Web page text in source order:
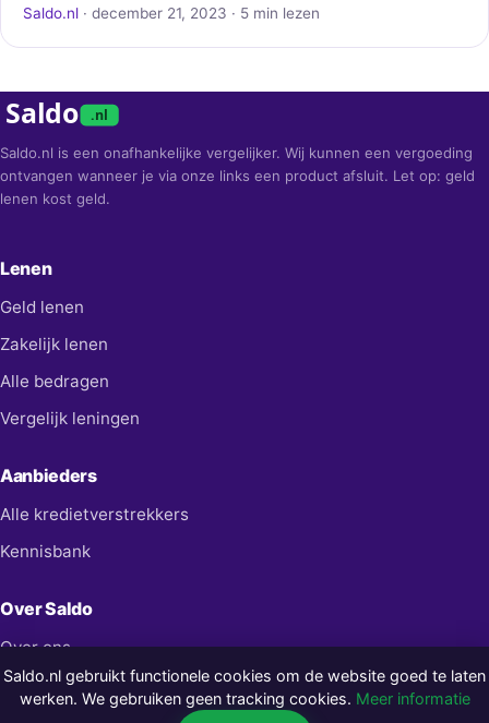
Saldo.nl · december 21, 2023 · 5 min lezen
Saldo .nl
Saldo.nl is een onafhankelijke vergelijker. Wij kunnen een vergoeding
ontvangen wanneer je via onze links een product afsluit. Let op: geld
lenen kost geld.
Lenen
Geld lenen
Zakelijk lenen
Alle bedragen
Vergelijk leningen
Aanbieders
Alle kredietverstrekkers
Kennisbank
Over Saldo
Over ons
Contact
Saldo.nl gebruikt functionele cookies om de website goed te laten
werken. We gebruiken geen tracking cookies. Meer informatie